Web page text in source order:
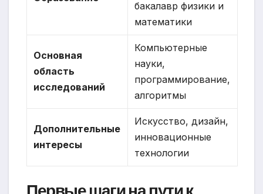
бакалавр физики и
математики
Основная
область
исследований
Компьютерные
науки,
программирование,
алгоритмы
Дополнительные
интересы
Искусство, дизайн,
инновационные
технологии